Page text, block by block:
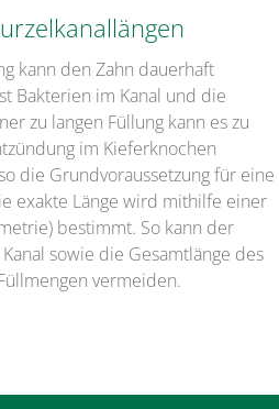
kann den Zahn dauerhaft
Bakterien im Kanal und die
zu langen Füllung kann es zu
im Kieferknochen
die Grundvoraussetzung für eine
exakte Länge wird mithilfe einer
bestimmt. So kann der
sowie die Gesamtlänge des
vermeiden.